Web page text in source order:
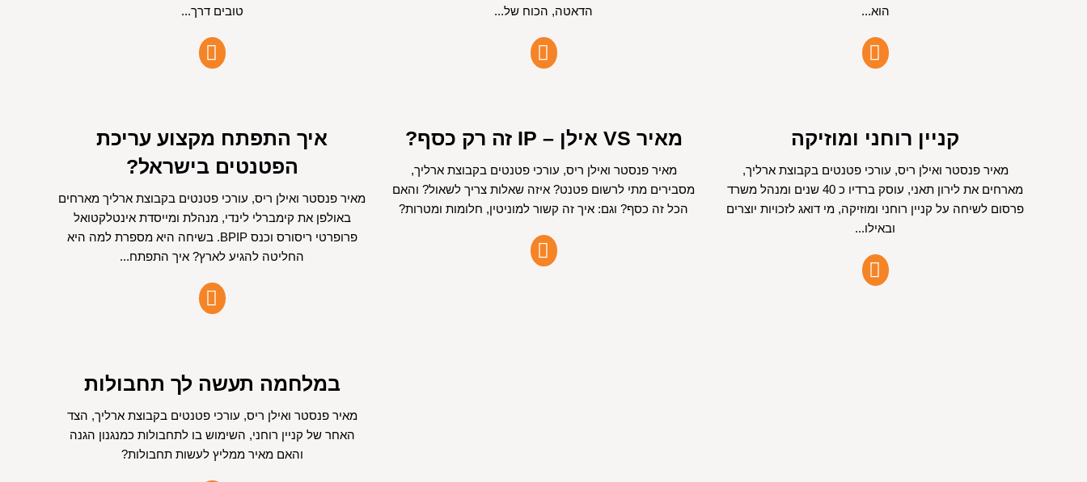
טובים דרך...
הדאטה, הכוח של...
הוא...
איך התפתח מקצוע עריכת
הפטנטים בישראל?
מאיר פנסטר ואילן ריס, עורכי פטנטים בקבוצת ארליך מארחים
באולפן את קימברלי לינדי, מנהלת ומייסדת אינטלקטואל
פרופרטי ריסורס וכנס BPIP. בשיחה היא מספרת למה היא
החליטה להגיע לארץ? איך התפתח...
מאיר VS אילן – IP זה רק כסף?
מאיר פנסטר ואילן ריס, עורכי פטנטים בקבוצת ארליך,
מסבירים מתי לרשום פטנט? איזה שאלות צריך לשאול? והאם
הכל זה כסף? וגם: איך זה קשור למוניטין, חלומות ומטרות?
קניין רוחני ומוזיקה
מאיר פנסטר ואילן ריס, עורכי פטנטים בקבוצת ארליך,
מארחים את לירון תאני, עוסק ברדיו כ 40 שנים ומנהל משרד
פרסום לשיחה על קניין רוחני ומוזיקה, מי דואג לזכויות יוצרים
ובאילו...
במלחמה תעשה לך תחבולות
מאיר פנסטר ואילן ריס, עורכי פטנטים בקבוצת ארליך, הצד
האחר של קניין רוחני, השימוש בו לתחבולות כמנגנון הגנה
והאם מאיר ממליץ לעשות תחבולות?